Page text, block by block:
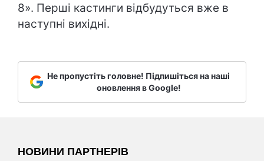
8». Перші кастинги відбудуться вже в
наступні вихідні.
Не пропустіть головне! Підпишіться на наші
оновлення в Google!